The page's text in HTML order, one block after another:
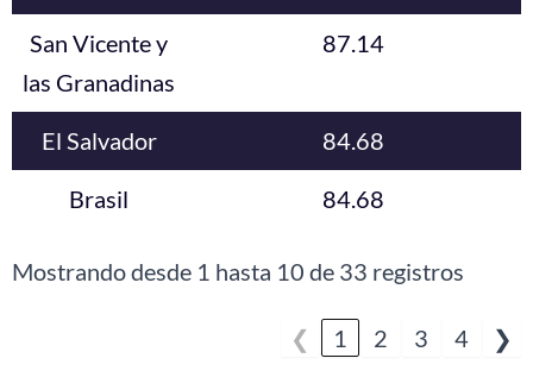
San Vicente y
las Granadinas
87.14
El Salvador 84.68
Brasil 84.68
Mostrando desde 1 hasta 10 de 33 registros
❮ 1 2 3 4 ❯